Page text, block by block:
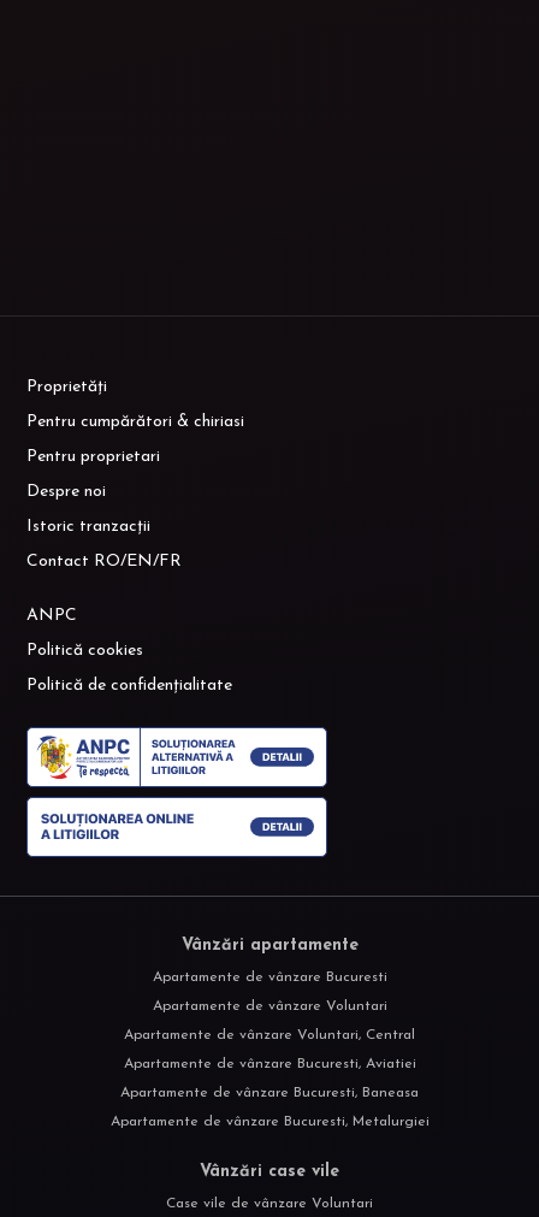
Politică cookies
Politică de confidențialitate
Vânzări apartamente
Apartamente de vânzare Voluntari
Apartamente de vânzare Voluntari, Central
Apartamente de vânzare Bucuresti, Aviatiei
Apartamente de vânzare Bucuresti, Baneasa
Apartamente de vânzare Bucuresti, Metalurgiei
Case vile de vânzare Voluntari
Vânzări terenuri
Terenuri de vânzare Breaza de Sus